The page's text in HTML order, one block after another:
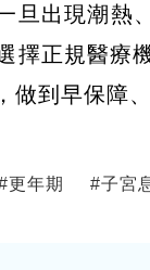
旦出現潮熱
擇正規醫療
到早保障、
更年期 #子宮